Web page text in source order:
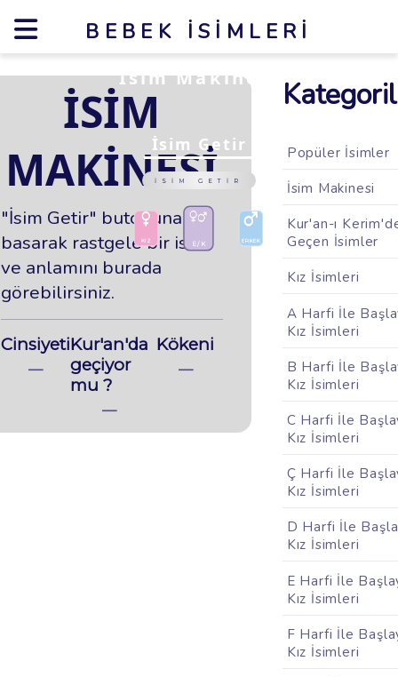
BEBEK İSIMLERI
İsim Makinesi
İsim Getir
İSIM GETIR
KIZ E/K ERKEK
İSIM
MAKINESI
"İsim Getir" butonuna
basarak rastgele bir isim
ve anlamını burada
görebilirsiniz.
Cinsiyeti
—
Kur'an'da
geçiyor
mu ?
—
Kökeni
—
Popüler İsimler
İsim Makinesi
Kur'an-ı
Geçen İsimler
Kız İsimleri
A Harfi İle
Kız İsimleri
B Harfi İle
Kız İsimleri
C Harfi İle
Kız İsimleri
Ç Harfi İle
Kız İsimleri
D Harfi İle
Kız İsimleri
E Harfi İle
Kız İsimleri
F Harfi İle
Kız İsimleri